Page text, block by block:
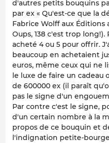
d'autres petits bouquins
par ex « Qu'est-ce que la
Fabrice Wolff aux Éditions
Oups, 138 c'est trop long!).
acheté 4 ou 5 pour offrir.
beaucoup en achetaient
euros, même ceux qui ne
le luxe de faire un cadeau
de 600000 ex (il paraît
pas le signe d'un
Par contre c'est le signe,
d'un certain nombre à la
propos de ce bouquin et
l'indignation petite-